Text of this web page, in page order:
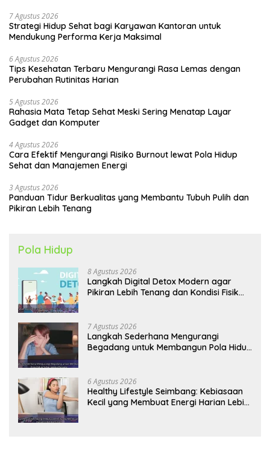
7 Agustus 2026
Strategi Hidup Sehat bagi Karyawan Kantoran untuk
Mendukung Performa Kerja Maksimal
6 Agustus 2026
Tips Kesehatan Terbaru Mengurangi Rasa Lemas dengan
Perubahan Rutinitas Harian
5 Agustus 2026
Rahasia Mata Tetap Sehat Meski Sering Menatap Layar
Gadget dan Komputer
4 Agustus 2026
Cara Efektif Mengurangi Risiko Burnout lewat Pola Hidup
Sehat dan Manajemen Energi
3 Agustus 2026
Panduan Tidur Berkualitas yang Membantu Tubuh Pulih dan
Pikiran Lebih Tenang
Pola Hidup
8 Agustus 2026
Langkah Digital Detox Modern agar
Pikiran Lebih Tenang dan Kondisi Fisik
7 Agustus 2026
Langkah Sederhana Mengurangi
Begadang untuk Membangun Pola Hidup
6 Agustus 2026
Healthy Lifestyle Seimbang: Kebiasaan
Kecil yang Membuat Energi Harian Lebih